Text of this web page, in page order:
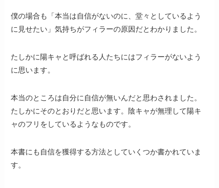
僕の場合も「本当は自信がないのに、堂々としているよう
に見せたい」気持ちがフィラーの原因だとわかりました。
たしかに陽キャと呼ばれる人たちにはフィラーがないよう
に思います。
本当のところは自分に自信が無いんだと思わされました。
たしかにそのとおりだと思います。陰キャが無理して陽キ
ャのフリをしているようなものです。
本書にも自信を獲得する方法としていくつか書かれていま
す。